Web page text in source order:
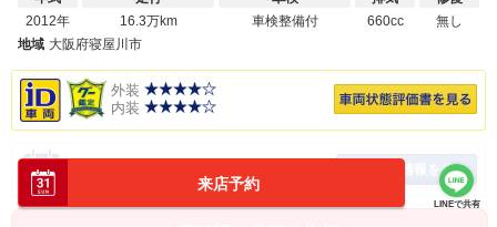
来店予約
LINEで共有
2012年
16.3万km
車検整備付
660cc
無し
地域 大阪府寝屋川市
外装
内装
予約空き情報を見る